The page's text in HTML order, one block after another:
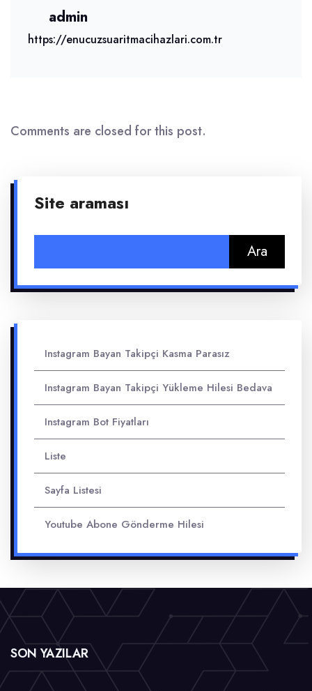
admin
https://enucuzsuaritmacihazlari.com.tr
Comments are closed for this post.
Site araması
Instagram Bayan Takipçi Kasma Parasız
Instagram Bayan Takipçi Yükleme Hilesi Bedava
Instagram Bot Fiyatları
Liste
Sayfa Listesi
Youtube Abone Gönderme Hilesi
SON YAZILAR